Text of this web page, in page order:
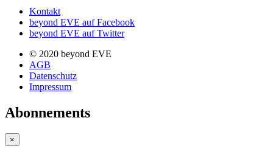
Kontakt
beyond EVE auf Facebook
beyond EVE auf Twitter
© 2020 beyond EVE
AGB
Datenschutz
Impressum
Abonnements
×